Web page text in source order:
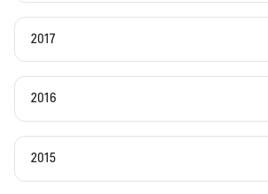
2017
2016
2015